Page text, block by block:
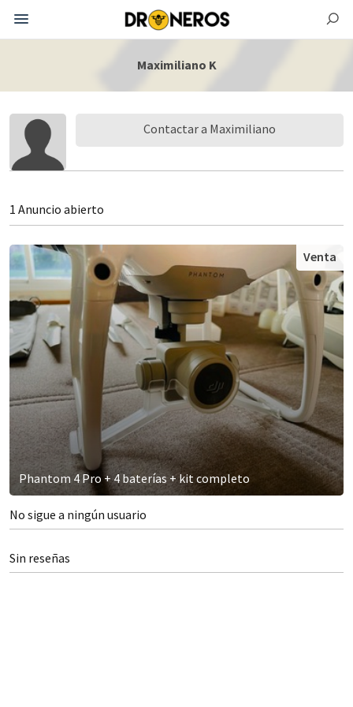
Maximiliano K
Contactar a Maximiliano
1 Anuncio abierto
Phantom 4 Pro + 4 baterías + kit completo
Venta
No sigue a ningún usuario
Sin reseñas